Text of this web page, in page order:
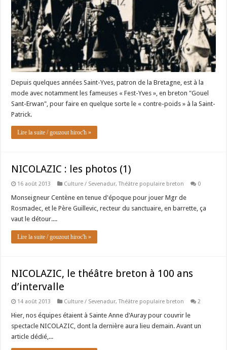
Depuis quelques années Saint-Yves, patron de la Bretagne, est à la
mode avec notamment les fameuses « Fest-Yves », en breton "Gouel
Sant-Erwan", pour faire en quelque sorte le « contre-poids » à la Saint-
Patrick.
Lire la suite / gouzout hiroc'h »
NICOLAZIC : les photos (1)
16 août 2013 Culture / Sevenadur,Théâtre populaire breton 0
Monseigneur Centène en tenue d'époque pour jouer Mgr de
Rosmadec, et le Père Guillevic, recteur du sanctuaire, en barrette, ça
vaut le détour....
Lire la suite / gouzout hiroc'h »
NICOLAZIC, le théâtre breton à 100 ans
d’intervalle
14 août 2013 Culture / Sevenadur,Théâtre populaire breton 2
Hier, nos équipes étaient à Sainte Anne d'Auray pour couvrir le
spectacle NICOLAZIC, dont la dernière aura lieu demain. Avant un
article dédié,...